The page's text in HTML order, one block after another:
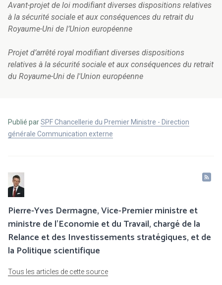
Avant-projet de loi modifiant diverses dispositions relatives
à la sécurité sociale et aux conséquences du retrait du
Royaume-Uni de l’Union européenne
Projet d’arrêté royal modifiant diverses dispositions
relatives à la sécurité sociale et aux conséquences du retrait
du Royaume-Uni de l'Union européenne
Publié parSPF Chancellerie du Premier Ministre - Direction
générale Communication externe
Pierre-Yves Dermagne, Vice-Premier ministre et
ministre de l’Economie et du Travail, chargé de la
Relance et des Investissements stratégiques, et de
la Politique scientifique
Tous les articles de cette source